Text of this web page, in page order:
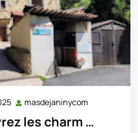
16
mai
2025
masdejaninycom
les charm …